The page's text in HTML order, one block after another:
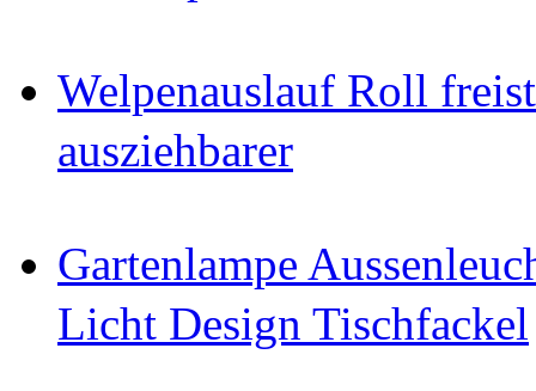
Welpenauslauf Roll
ausziehbarer
Gartenlampe
Licht Design Tischfackel